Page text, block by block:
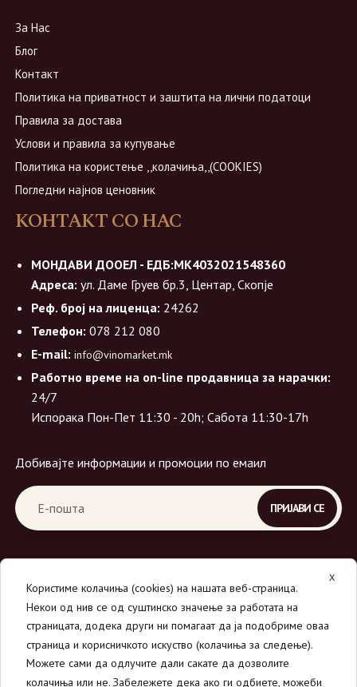
За Нас
Блог
Контакт
Политика на приватност и заштита на лични податоци
Правила за достава
Услови и правила за купување
Политика на користење ,,колачиња,,(COOKIES)
Погледни најнов ценовник
КОНТАКТ СО НАС
МОНДАВИ ДООЕЛ - ЕДБ:МК4032021548360
Адреса: ул. Даме Груев бр.3, Центар, Скопје
Реф. број на лиценца: 24262
Телефон: 078 212 080
E-mail: info@vinomarket.mk
Работно време на on-line продавница за нарачки:
24/7
Испорака Пон-Пет 11:30 - 20h; Сабота 11:30-17h
Добивајте информации и промоции по емаил
© 2026Вино Маркет - МОНДАВИ ДООЕЛ.
Сите права се задржани.
X
Користиме колачиња (cookies) на нашата веб-страница.
Некои од нив се од суштинско значење за работата на
страницата, додека други ни помагаат да ја подобриме оваа
страница и корисничкото искуство (колачиња за следење).
Можете сами да одлучите дали сакате да дозволите
колачиња или не. Забележете дека ако ги одбиете, можеби